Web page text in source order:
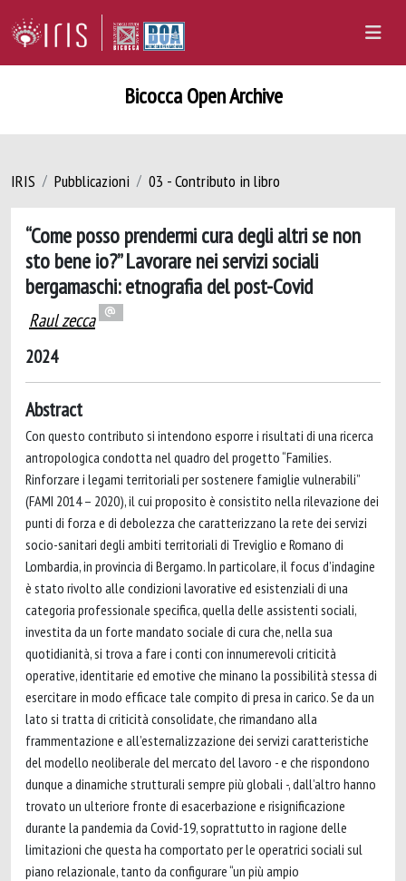
Bicocca Open Archive
IRIS Pubblicazioni 03 - Contributo in libro
“Come posso prendermi cura degli altri se non
sto bene io?” Lavorare nei servizi sociali
bergamaschi: etnografia del post-Covid
Raul zecca
2024
Abstract
Con questo contributo si intendono esporre i risultati di una ricerca
antropologica condotta nel quadro del progetto “Families.
Rinforzare i legami territoriali per sostenere famiglie vulnerabili”
(FAMI 2014 – 2020), il cui proposito è consistito nella rilevazione dei
punti di forza e di debolezza che caratterizzano la rete dei servizi
socio-sanitari degli ambiti territoriali di Treviglio e Romano di
Lombardia, in provincia di Bergamo. In particolare, il focus d’indagine
è stato rivolto alle condizioni lavorative ed esistenziali di una
categoria professionale specifica, quella delle assistenti sociali,
investita da un forte mandato sociale di cura che, nella sua
quotidianità, si trova a fare i conti con innumerevoli criticità
operative, identitarie ed emotive che minano la possibilità stessa di
esercitare in modo efficace tale compito di presa in carico. Se da un
lato si tratta di criticità consolidate, che rimandano alla
frammentazione e all’esternalizzazione dei servizi caratteristiche
del modello neoliberale del mercato del lavoro - e che rispondono
dunque a dinamiche strutturali sempre più globali -, dall’altro hanno
trovato un ulteriore fronte di esacerbazione e risignificazione
durante la pandemia da Covid-19, soprattutto in ragione delle
limitazioni che questa ha comportato per le operatrici sociali sul
piano relazionale, tanto da configurare “un più ampio